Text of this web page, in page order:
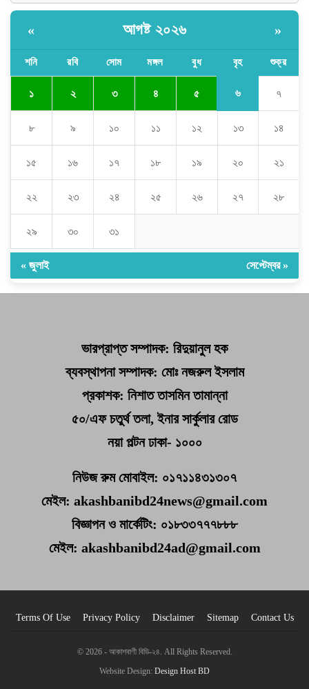
« আগষ্ট ২০২৬ »
শনি রবি সোম মঙ্গল বুধ বৃহ শুক্র
১ ২ ৩ ৪ ৫ ৬ ৭
৮ ৯ ১০ ১১ ১২ ১৩ ১৪
১৫ ১৬ ১৭ ১৮ ১৯ ২০ ২১
২২ ২৩ ২৪ ২৫ ২৬ ২৭ ২৮
২৯ ৩০ ৩১
« জুলাই সেপ্টেম্বর »
ভারপ্রাপ্ত সম্পাদক: রিদুয়ানুল হক
ব্যবস্থাপনা সম্পাদক: মোঃ নজরুল ইসলাম
প্রকাশক: নিশাত তাসমিন তামান্না
৫০/এফ চতুর্থ তলা, ইনার সার্কুলার রোড
নয়া পল্টন ঢাকা- ১০০০
নিউজ রুম মোবাইল: ০১৭১১৪৩১৩০৭
মেইল: akashbanibd24news@gmail.com
বিজ্ঞাপন ও মার্কেটিং: ০১৮৩৩৭৭৭৮৮৮
মেইল: akashbanibd24ad@gmail.com
Terms Of Use Privacy Policy Disclaimer Sitemap Contact Us
© 2026 - আকাশবাণী বিডি-২৪. All Rights Reserved.
Website Design: Design Host BD